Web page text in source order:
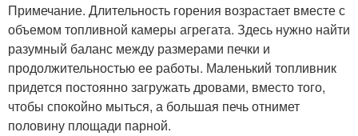
Примечание. Длительность горения возрастает вместе с
объемом топливной камеры агрегата. Здесь нужно найти
разумный баланс между размерами печки и
продолжительностью ее работы. Маленький топливник
придется постоянно загружать дровами, вместо того,
чтобы спокойно мыться, а большая печь отнимет
половину площади парной.